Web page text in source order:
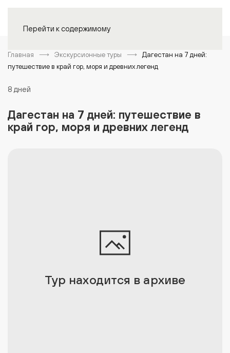
Перейти к содержимому
Главная Экскурсионные туры
Дагестан на 7 дней:
путешествие в край гор, моря и древних легенд
8 дней
Дагестан на 7 дней: путешествие в
край гор, моря и древних легенд
Тур находится в архиве